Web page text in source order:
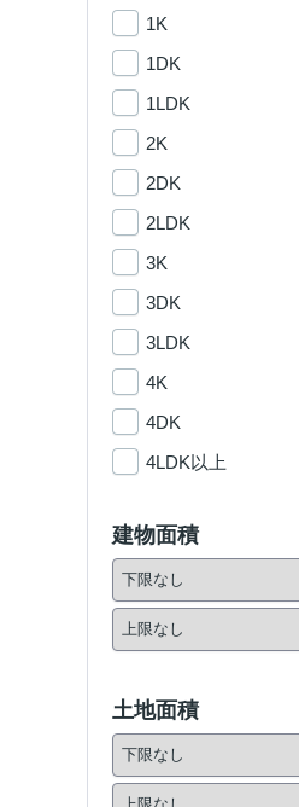
1K
1DK
1LDK
2K
2DK
2LDK
3K
3DK
3LDK
4K
4DK
4LDK以上
建物面積
土地面積